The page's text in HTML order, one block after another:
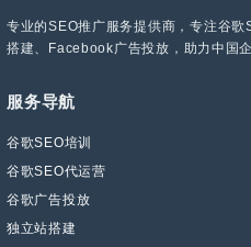
专业的SEO推广服务提供商，专注谷
搭建、Facebook广告投放，助力中国
服务导航
谷歌SEO培训
谷歌SEO代运营
谷歌广告投放
独立站搭建